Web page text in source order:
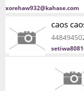
xorehaw932@kahase.com
caos